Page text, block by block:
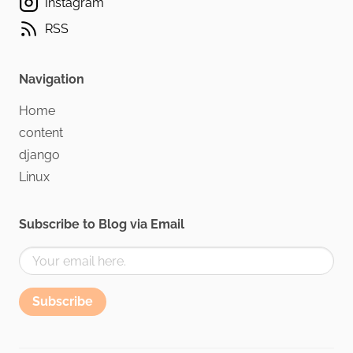
RSS
Navigation
Home
content
django
Linux
Subscribe to Blog via Email
Subscribe